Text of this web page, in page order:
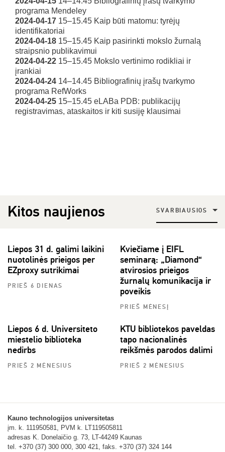
programa Mendeley
2024-04-17 15–15.45 Kaip būti matomu: tyrėjų
identifikatoriai
2024-04-18 15–15.45 Kaip pasirinkti mokslo žurnalą
straipsnio publikavimui
2024-04-22 15–15.45 Mokslo vertinimo rodikliai ir
įrankiai
2024-04-24 14–14.45 Bibliografinių įrašų tvarkymo
programa RefWorks
2024-04-25 15–15.45 eLABa PDB: publikacijų
registravimas, ataskaitos ir kiti susiję klausimai
Kitos naujienos SVARBIAUSIOS
Liepos 31 d. galimi laikini
nuotolinės prieigos per
EZproxy sutrikimai
PRIEŠ 6 DIENAS
Kviečiame į EIFL
seminarą: „Diamond“
atvirosios prieigos
žurnalų komunikacija ir
poveikis
PRIEŠ MĖNESĮ
Liepos 6 d. Universiteto
miestelio biblioteka
nedirbs
PRIEŠ 2 MĖNESIUS
KTU bibliotekos paveldas
tapo nacionalinės
reikšmės parodos dalimi
PRIEŠ 2 MĖNESIUS
Kauno technologijos universitetas
įm. k. 111950581, PVM k. LT119505811
adresas K. Donelaičio g. 73, LT-44249 Kaunas
tel. +370 (37) 300 000, 300 421, faks. +370 (37) 324 144